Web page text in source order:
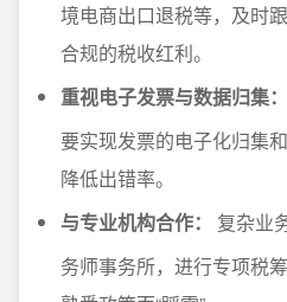
境电商出口退税等，及时
合规的税收红利。
重视电子发票与数据归集：
要实现发票的电子化归集
降低出错率。
与专业机构合作：
复杂业
务师事务所，进行专项税